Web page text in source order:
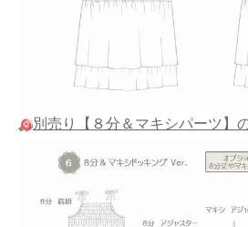
別売り【８分＆マキシパーツ】